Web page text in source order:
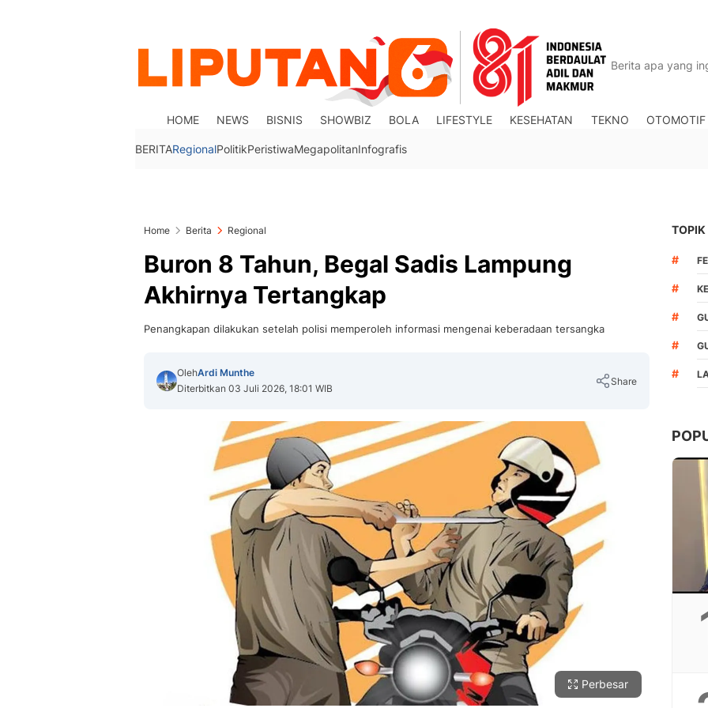
HOME NEWS BISNIS SHOWBIZ BOLA LIFESTYLE KESEHATAN TEKNO OTOMOTIF
BERITARegionalPolitikPeristiwaMegapolitanInfografis
Home Berita Regional
Buron 8 Tahun, Begal Sadis Lampung
Akhirnya Tertangkap
Penangkapan dilakukan setelah polisi memperoleh informasi mengenai keberadaan tersangka
OlehArdi Munthe
Diterbitkan 03 Juli 2026, 18:01 WIB
Share
Copy Link
Perbesar
TOPIK
#
#
#
#
#